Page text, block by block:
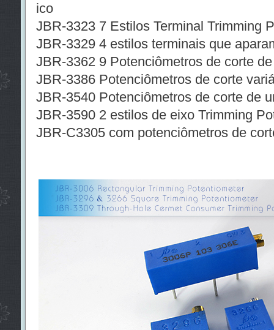
ico
JBR-3323 7 Estilos Terminal Trimming
JBR-3329 4 estilos terminais que
JBR-3362 9 Potenciômetros de corte
JBR-3386 Potenciômetros de corte
JBR-3540 Potenciômetros de corte de
JBR-3590 2 estilos de eixo Trimming
JBR-C3305 com potenciômetros de